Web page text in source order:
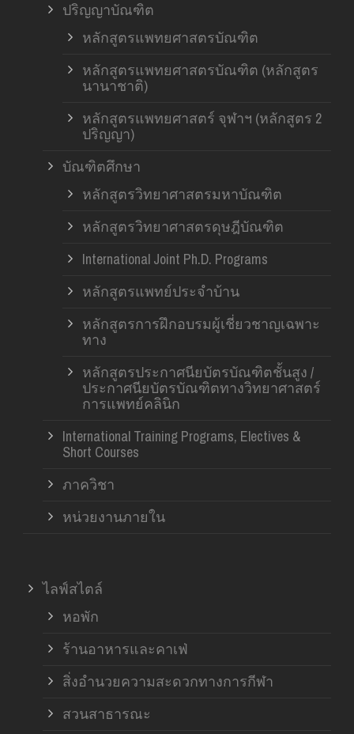
ปริญญาบัณฑิต
หลักสูตรแพทยศาสตรบัณฑิต
หลักสูตรแพทยศาสตรบัณฑิต (หลักสูตร
นานาชาติ)
หลักสูตรแพทยศาสตร์ จุฬาฯ (หลักสูตร 2
ปริญญา)
บัณฑิตศึกษา
หลักสูตรวิทยาศาสตรมหาบัณฑิต
หลักสูตรวิทยาศาสตรดุษฎีบัณฑิต
International Joint Ph.D. Programs
หลักสูตรแพทย์ประจำบ้าน
หลักสูตรการฝึกอบรมผู้เชี่ยวชาญเฉพาะ
ทาง
หลักสูตรประกาศนียบัตรบัณฑิตชั้นสูง /
ประกาศนียบัตรบัณฑิตทางวิทยาศาสตร์
การแพทย์คลินิก
International Training Programs, Electives &
Short Courses
ภาควิชา
หน่วยงานภายใน
ไลฟ์สไตล์
หอพัก
ร้านอาหารและคาเฟ่
สิ่งอำนวยความสะดวกทางการกีฬา
สวนสาธารณะ